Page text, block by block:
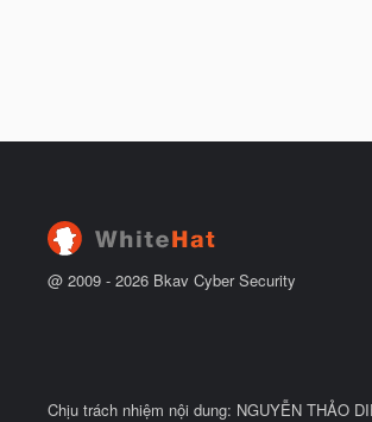
@ 2009 - 2026 Bkav Cyber Security
Chịu trách nhiệm nội dung: NGUYỄN THẢO